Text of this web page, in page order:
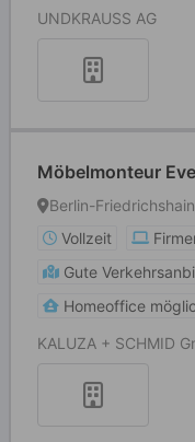
UNDKRAUSS AG
Möbelmonteur
Berlin-Friedrichshain
Vollzeit
Gute
Homeoffice
KALUZA + SCHMID